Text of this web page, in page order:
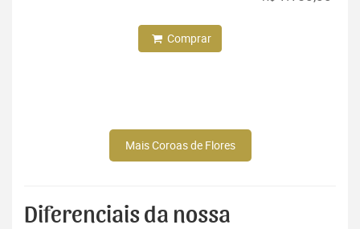
Comprar
Mais Coroas de Flores
Diferenciais da nossa